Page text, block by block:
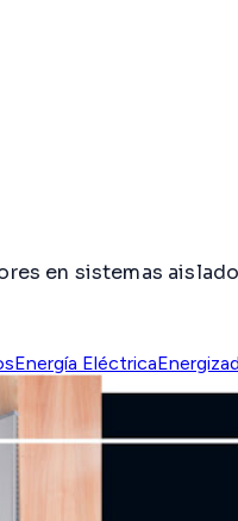
en sistemas
Energía Eléctrica